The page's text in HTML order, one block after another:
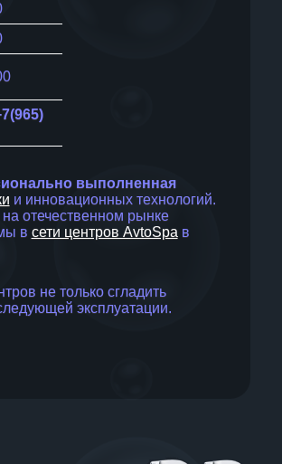
выполненная
и инновационных технологий.
отечественном рынке
в сети центров AvtoSpa в
не только сгладить
эксплуатации.